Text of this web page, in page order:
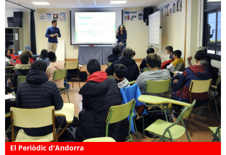
El Periòdic d'Andorra